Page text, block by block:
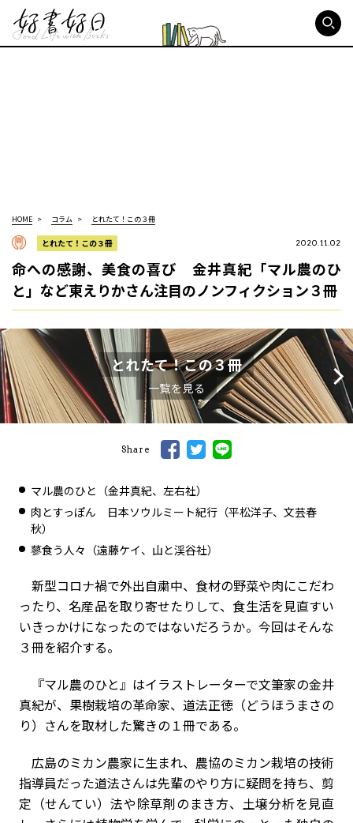
HOME コラム とれたて！この３冊
とれたて！この３冊 2020.11.02
命への感謝、美食の喜び 金井真紀「マル農のひ
と」など東えりかさん注目のノンフィクション３冊
とれたて！この３冊
一覧を見る
Share
マル農のひと（金井真紀、左右社）
肉とすっぽん 日本ソウルミート紀行（平松洋子、文芸春
秋）
蓼食う人々（遠藤ケイ、山と渓谷社）
新型コロナ禍で外出自粛中、食材の野菜や肉にこだわ
ったり、名産品を取り寄せたりして、食生活を見直すい
いきっかけになったのではないだろうか。今回はそんな
３冊を紹介する。
『マル農のひと』はイラストレーターで文筆家の金井
真紀が、果樹栽培の革命家、道法正徳（どうほうまさの
り）さんを取材した驚きの１冊である。
広島のミカン農家に生まれ、農協のミカン栽培の技術
指導員だった道法さんは先輩のやり方に疑問を持ち、剪
定（せんてい）法や除草剤のまき方、土壌分析を見直